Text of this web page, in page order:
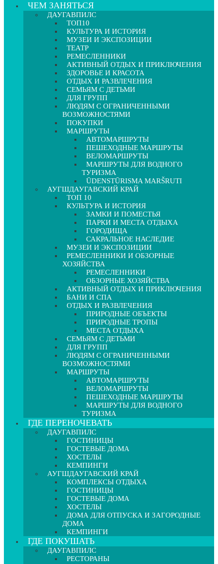
ЧЕМ ЗАНЯТЬСЯ
ДАУГАВПИЛС
ТОП10
КУЛЬТУРА И ИСТОРИЯ
МУЗЕИ И ЭКСПОЗИЦИИ
ТЕАТР
РЕМЕСЛЕННИКИ
АКТИВНЫЙ ОТДЫХ И ПРИКЛЮЧЕНИЯ
ЗДОРОВЬЕ И КРАСОТА
ОТДЫХ И РАЗВЛЕЧЕНИЯ
СЕМЬЯМ С ДЕТЬМИ
ДЛЯ ГРУПП
ЛЮДЯМ С ОГРАНИЧЕННЫМИ
ВОЗМОЖНОСТЯМИ
ПОКУПКИ
МАРШРУТЫ
АВТОМАРШРУТЫ
ПЕШЕХОДНЫЕ МАРШРУТЫ
ВЕЛОМАРШРУТЫ
МАРШРУТЫ ДЛЯ ВОДНОГО
ТУРИЗМА
ŪDENSTŪRISMA MARŠRUTI
АУГШДАУГАВСКИЙ КРАЙ
ТОП 10
КУЛЬТУРА И ИСТОРИЯ
ЗАМКИ И ПОМЕСТЬЯ
ПАРКИ И МЕСТА ОТДЫХА
ГОРОДИЩА
САКРАЛЬНОЕ НАСЛЕДИЕ
МУЗЕИ И ЭКСПОЗИЦИИ
РЕМЕСЛЕННИКИ И ОБЗОРНЫЕ
ХОЗЯЙСТВА
РЕМЕСЛЕННИКИ
ОБЗОРНЫЕ ХОЗЯЙСТВА
АКТИВНЫЙ ОТДЫХ И ПРИКЛЮЧЕНИЯ
БАНИ И СПА
ОТДЫХ И РАЗВЛЕЧЕНИЯ
ПРИРОДНЫЕ ОБЪЕКТЫ
ПРИРОДНЫЕ ТРОПЫ
МЕСТА ОТДЫХА
СЕМЬЯМ С ДЕТЬМИ
ДЛЯ ГРУПП
ЛЮДЯМ С ОГРАНИЧЕННЫМИ
ВОЗМОЖНОСТЯМИ
МАРШРУТЫ
АВТОМАРШРУТЫ
ВЕЛОМАРШРУТЫ
ПЕШЕХОДНЫЕ МАРШРУТЫ
МАРШРУТЫ ДЛЯ ВОДНОГО
ТУРИЗМА
ГДЕ ПЕРЕНОЧЕВАТЬ
ДАУГАВПИЛС
ГОСТИНИЦЫ
ГОСТЕВЫЕ ДОМА
ХОСТЕЛЫ
КЕМПИНГИ
АУГШДАУГАВСКИЙ КРАЙ
КОМПЛЕКСЫ ОТДЫХА
ГОСТИНИЦЫ
ГОСТЕВЫЕ ДОМА
ХОСТЕЛЫ
ДОМА ДЛЯ ОТПУСКА И ЗАГОРОДНЫЕ
ДОМА
КЕМПИНГИ
ГДЕ ПОКУШАТЬ
ДАУГАВПИЛС
РЕСТОРАНЫ